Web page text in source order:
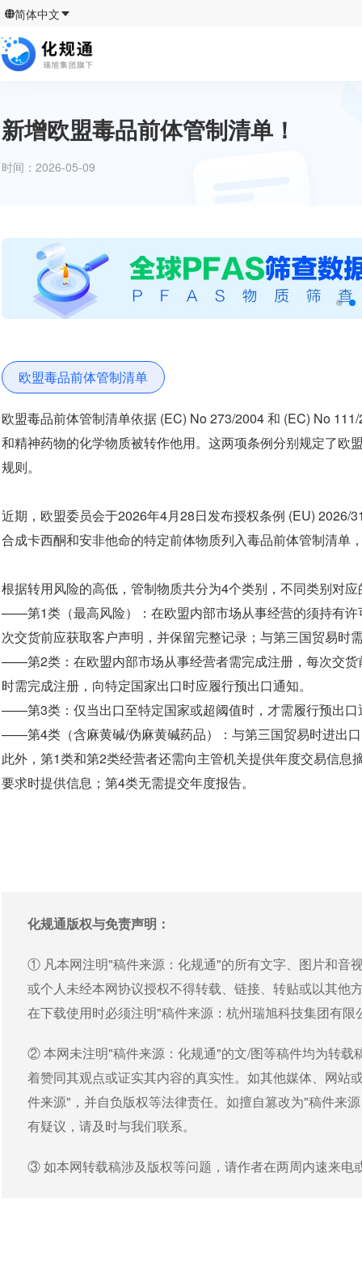
简体中文
新增欧盟毒品前体管制清单！
时间： 2026-05-09
欧盟毒品前体管制清单
欧盟毒品前体管制清单依据 (EC) No 273/2004 和 (EC) No
和精神药物的化学物质被转作他用。这两项条例分别规定了欧
规则。
近期，欧盟委员会于2026年4月28日发布授权条例 (EU) 2026/
合成卡西酮和安非他命的特定前体物质列入毒品前体管制清单
根据转用风险的高低，管制物质共分为4个类别，不同类别对
——第1类（最高风险）：在欧盟内部市场从事经营的须持有
次交货前应获取客户声明，并保留完整记录；与第三国贸易时
——第2类：在欧盟内部市场从事经营者需完成注册，每次交
时需完成注册，向特定国家出口时应履行预出口通知。
——第3类：仅当出口至特定国家或超阈值时，才需履行预出口
——第4类（含麻黄碱/伪麻黄碱药品）：与第三国贸易时进出
此外，第1类和第2类经营者还需向主管机关提供年度交易信
要求时提供信息；第4类无需提交年度报告。
化规通版权与免责声明：
① 凡本网注明"稿件来源：化规通"的所有文字、图片和音
或个人未经本网协议授权不得转载、链接、转贴或以其他
在下载使用时必须注明"稿件来源：杭州瑞旭科技集团有
② 本网未注明"稿件来源：化规通"的文/图等稿件均为转载
着赞同其观点或证实其内容的真实性。如其他媒体、网站
件来源"，并自负版权等法律责任。如擅自篡改为"稿件来
有疑议，请及时与我们联系。
③ 如本网转载稿涉及版权等问题，请作者在两周内速来电